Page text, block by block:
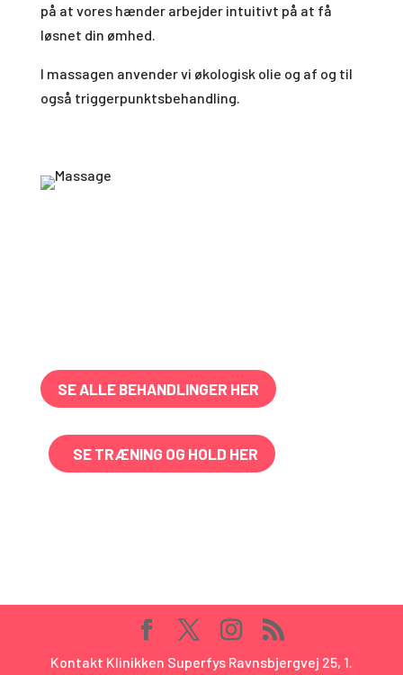
på at vores hænder arbejder intuitivt på at få
løsnet din ømhed.
I massagen anvender vi økologisk olie og af og til
også triggerpunktsbehandling.
SE ALLE BEHANDLINGER HER
SE TRÆNING OG HOLD HER
Kontakt Klinikken Superfys Ravnsbjergvej 25, 1.